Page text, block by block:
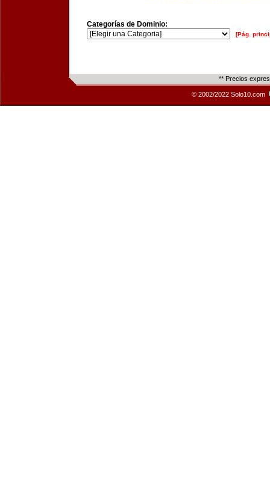
Categorías de Dominio:
[Pág.
** Precios
© 2002/2022 Solo10.com